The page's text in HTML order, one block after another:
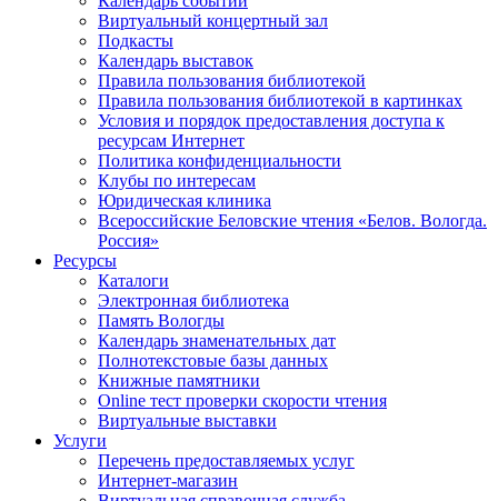
Виртуальный концертный зал
Подкасты
Календарь выставок
Правила пользования библиотекой
Правила пользования библиотекой в картинках
Условия и порядок предоставления доступа к
ресурсам Интернет
Политика конфиденциальности
Клубы по интересам
Юридическая клиника
Всероссийские Беловские чтения «Белов. Вологда.
Россия»
Ресурсы
Каталоги
Электронная библиотека
Память Вологды
Календарь знаменательных дат
Полнотекстовые базы данных
Книжные памятники
Online тест проверки скорости чтения
Виртуальные выставки
Услуги
Перечень предоставляемых услуг
Интернет-магазин